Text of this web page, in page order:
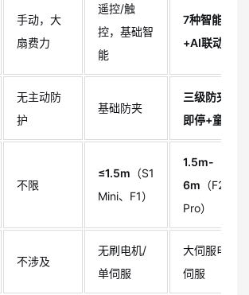
手动，大
扇费力
遥控/触
控，基础智
能
7种智能控制
+AI联动
无主动防
护
基础防夹
三级防夹+遇
即停+童锁
不限
≤1.5m （S1
Mini、F1）
1.5m-
6m （F2/
Pro）
不涉及
无刷电机/
单伺服
大伺服电机/
伺服